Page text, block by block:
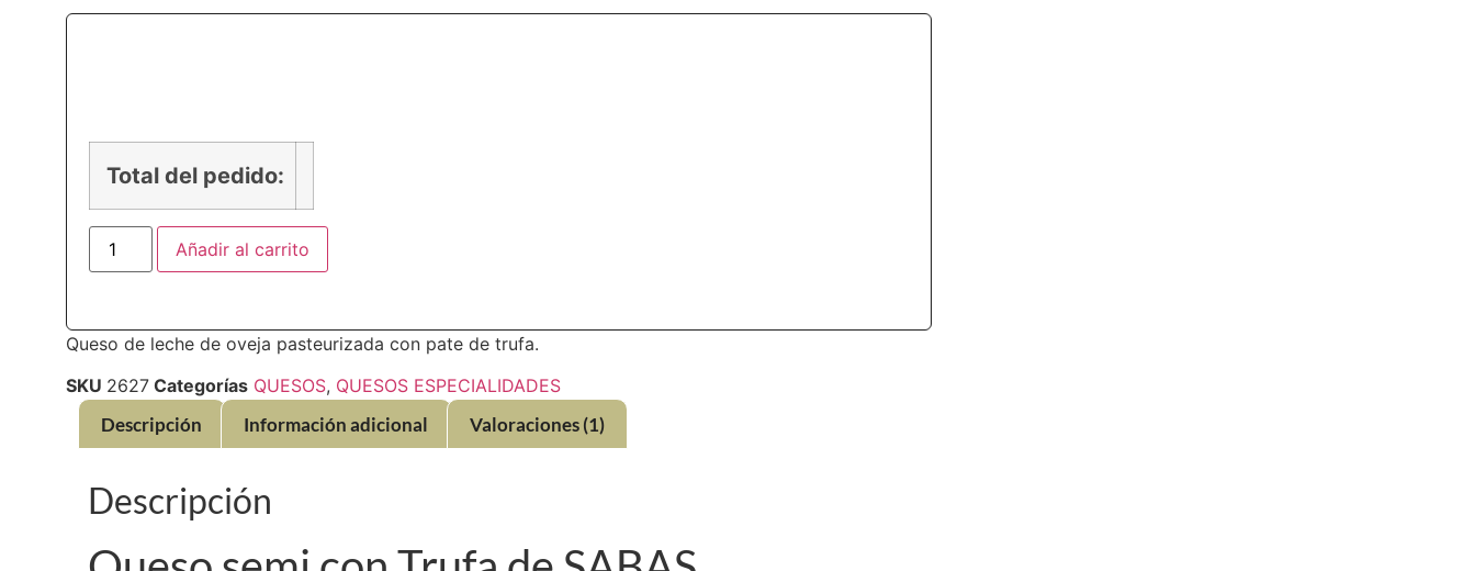
Total del pedido:
Añadir al carrito
Queso de leche de oveja pasteurizada con pate de trufa.
SKU 2627 Categorías QUESOS, QUESOS ESPECIALIDADES
Descripción Información adicional Valoraciones (1)
Descripción